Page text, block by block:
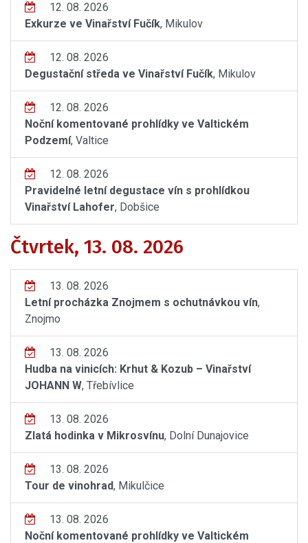
12. 08. 2026
Exkurze ve Vinařství Fučík, Mikulov
12. 08. 2026
Degustační středa ve Vinařství Fučík, Mikulov
12. 08. 2026
Noční komentované prohlídky ve Valtickém
Podzemí, Valtice
12. 08. 2026
Pravidelné letní degustace vín s prohlídkou
Vinařství Lahofer, Dobšice
Čtvrtek, 13. 08. 2026
13. 08. 2026
Letní procházka Znojmem s ochutnávkou vín,
Znojmo
13. 08. 2026
Hudba na vinicích: Krhut & Kozub – Vinařství
JOHANN W, Třebívlice
13. 08. 2026
Zlatá hodinka v Mikrosvínu, Dolní Dunajovice
13. 08. 2026
Tour de vinohrad, Mikulčice
13. 08. 2026
Noční komentované prohlídky ve Valtickém